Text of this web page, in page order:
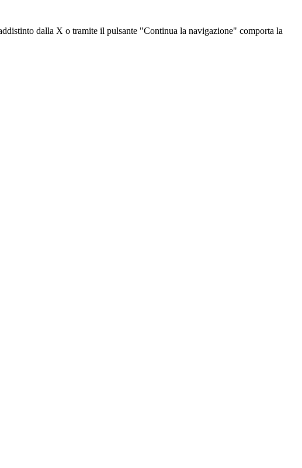
dalla X o tramite il pulsante "Continua la navigazione" comporta la